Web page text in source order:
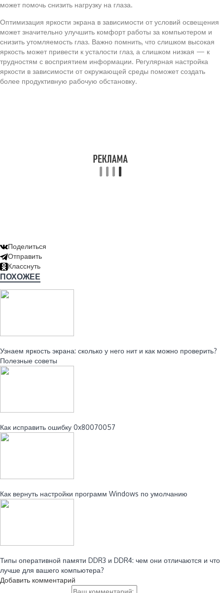
может помочь снизить нагрузку на глаза.
Оптимизация яркости экрана в зависимости от условий освещения
может значительно улучшить комфорт работы за компьютером и
снизить утомляемость глаз. Важно помнить, что слишком высокая
яркость может привести к усталости глаз, а слишком низкая — к
трудностям с восприятием информации. Регулярная настройка
яркости в зависимости от окружающей среды поможет создать
более продуктивную рабочую обстановку.
Поделиться
Отправить
Класснуть
ПОХОЖЕЕ
Узнаем яркость экрана: сколько у него нит и как можно проверить?
Полезные советы
Как исправить ошибку 0x80070057
Как вернуть настройки программ Windows по умолчанию
Типы оперативной памяти DDR3 и DDR4: чем они отличаются и что
лучше для вашего компьютера?
Добавить комментарий